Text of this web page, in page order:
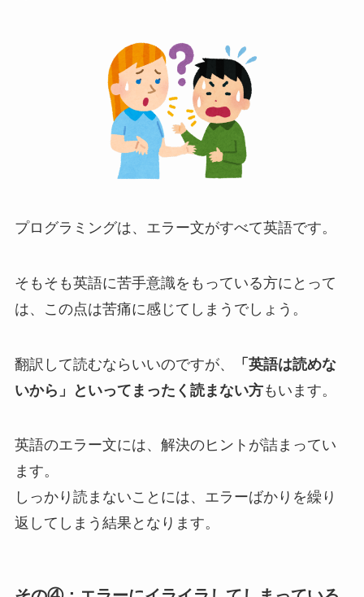
プログラミングは、エラー文がすべて英語です。
そもそも英語に苦手意識をもっている方にとって
は、この点は苦痛に感じてしまうでしょう。
翻訳して読むならいいのですが、
「英語は読めな
いから」といってまったく読まない方もいます。
英語のエラー文には、解決のヒントが詰まってい
ます。
しっかり読まないことには、エラーばかりを繰り
返してしまう結果となります。